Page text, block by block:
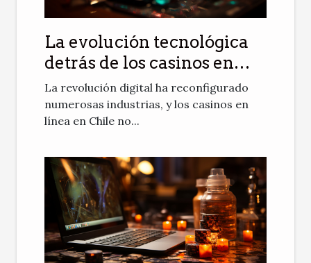
La evolución tecnológica
detrás de los casinos en
línea más populares de
Chile
La revolución digital ha reconfigurado
numerosas industrias, y los casinos en
línea en Chile no...